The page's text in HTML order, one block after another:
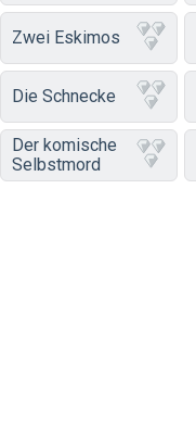
Zwei Eskimos
Die Schnecke
Der komische
Selbstmord